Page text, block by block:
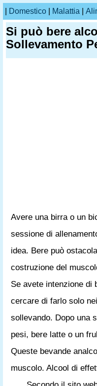
Domestico Malattia
Si può bere
Sollevamento
Avere una birra o un
sessione di
idea. Bere può
costruzione del
Se avete intenzione di
cercare di farlo solo
sollevando. Dopo una
pesi, bere latte o un
Queste bevande
muscolo. Alcool di